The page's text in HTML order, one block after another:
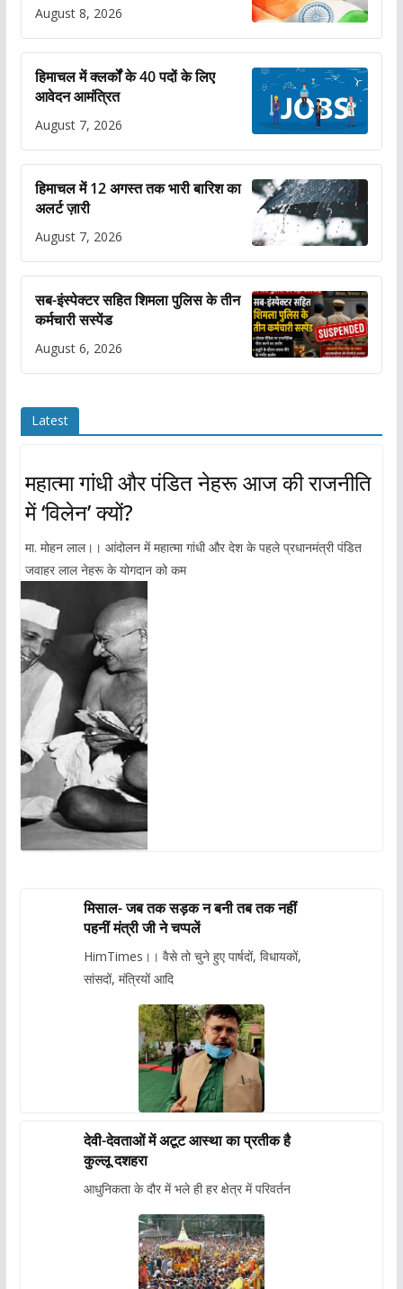
August 8, 2026
हिमाचल में क्लर्कों के 40 पदों के लिए
आवेदन आमंत्रित
August 7, 2026
हिमाचल में 12 अगस्त तक भारी बारिश का
अलर्ट ज़ारी
August 7, 2026
सब-इंस्पेक्टर सहित शिमला पुलिस के तीन
कर्मचारी सस्पेंड
August 6, 2026
Latest
महात्मा गांधी और पंडित नेहरू आज की राजनीति
में ‘विलेन’ क्यों?
मा. मोहन लाल।। आंदोलन में महात्मा गांधी और देश के पहले प्रधानमंत्री पंडित
जवाहर लाल नेहरू के योगदान को कम
मिसाल- जब तक सड़क न बनी तब तक नहीं
पहनीं मंत्री जी ने चप्पलें
HimTimes।। वैसे तो चुने हुए पार्षदों, विधायकों,
सांसदों, मंत्रियों आदि
देवी-देवताओं में अटूट आस्था का प्रतीक है
कुल्लू दशहरा
आधुनिकता के दौर में भले ही हर क्षेत्र में परिवर्तन